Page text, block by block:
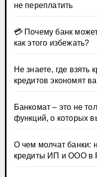
не переплатить
💳 Почему банк
как этого избежать?
Не знаете, где взять
кредитов экономят
Банкомат – это не
функций, о которых
О чем молчат банки:
кредиты ИП и ООО в